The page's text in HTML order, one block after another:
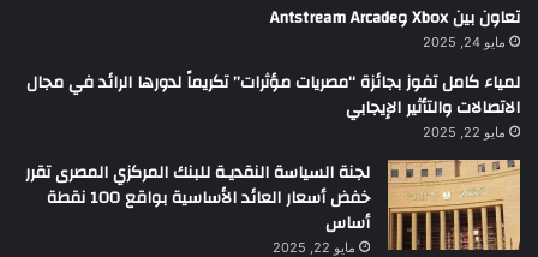
تعاون بين Xbox وAntstream Arcade
مايو 24, 2025
لمياء كامل تفوز بجائزة “مصريات مؤثرات” تكريماً لدورها الرائد في مجال
الاتصالات والتأثير الإيجابي
مايو 22, 2025
لجنة السياسة النقديـة للبنك المركزي المصرى تقرر
خفض أسعار العائد الأساسية بواقع 100 نقطة
أساس
مايو 22, 2025